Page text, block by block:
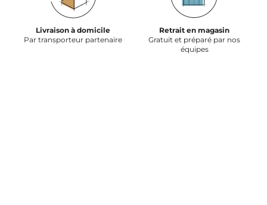
Livraison à domicile
Par transporteur partenaire
Retrait en magasin
Gratuit et préparé par nos
équipes